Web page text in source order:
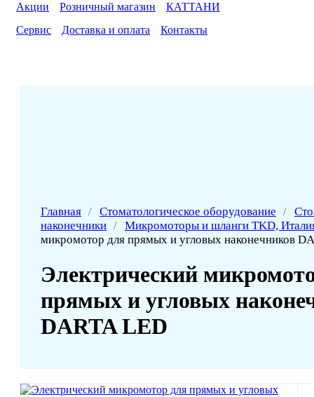
Акции Розничный магазин
КАТТАНИ
Сервис
Доставка и оплата Контакты
Главная / Стоматологическое оборудование /
наконечники / Микромоторы и шланги TKD,
микромотор для прямых и угловых наконечников
Электрический
прямых и угловых
DARTA LED